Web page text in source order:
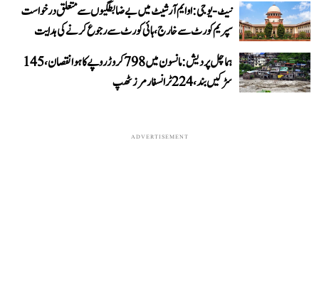
نیٹ-یو جی: او ایم آر شیٹ میں بے ضابطگیوں سے متعلق درخواست
سپریم کورٹ سے خارج، ہائی کورٹ سے رجوع کرنے کی ہدایت
ہماچل پردیش: مانسون میں 798 کروڑ روپے کا ہوا نقصان، 145
سڑکیں بند، 224 ٹرانسفارمرز ٹھپ
ADVERTISEMENT